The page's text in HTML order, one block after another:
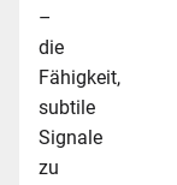
–
die
Fähigkeit,
subtile
Signale
zu